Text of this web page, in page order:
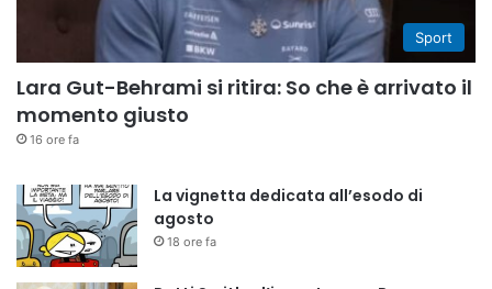
Sport
Lara Gut-Behrami si ritira: So che è arrivato il
momento giusto
16 ore fa
La vignetta dedicata all’esodo di
agosto
18 ore fa